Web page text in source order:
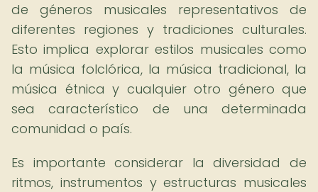
de géneros musicales representativos de
diferentes regiones y tradiciones culturales.
Esto implica explorar estilos musicales como
la música folclórica, la música tradicional, la
música étnica y cualquier otro género que
sea característico de una determinada
comunidad o país.
Es importante considerar la diversidad de
ritmos, instrumentos y estructuras musicales